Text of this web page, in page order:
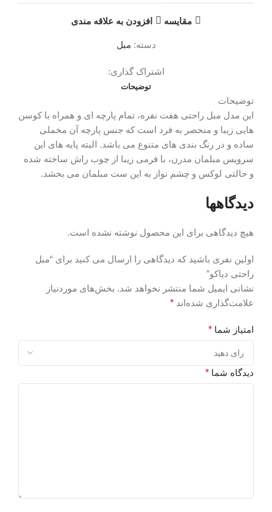
مقایسه افزودن به علاقه مندی
دسته: مبل
اشتراک گذاری:
توضیحات
توضیحات
این مدل مبل راحتی هفت نفره، تمام پارچه ای و همراه با کوسن
هایی زیبا و منحصر به فرد است که جنس پارچه آن مخملی
ساده و در رنگ بندی های متنوع می باشد. البته پایه های این
سرویس مبلمان مدرن، با فرمی زیبا از چوب راش ساخته شده
و حالتی لوکس و چشم نواز به این ست مبلمان می بخشد.
دیدگاهها
هیچ دیدگاهی برای این محصول نوشته نشده است.
اولین نفری باشید که دیدگاهی را ارسال می کنید برای “مبل
راحتی دیاکو”
نشانی ایمیل شما منتشر نخواهد شد. بخش‌های موردنیاز
علامت‌گذاری شده‌اند *
امتیاز شما *
دیدگاه شما *